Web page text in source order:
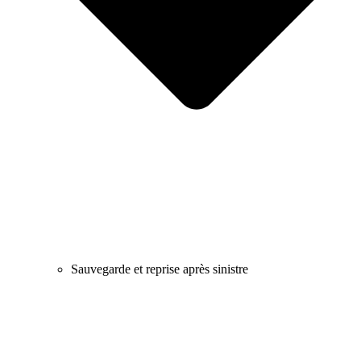
Sauvegarde et reprise après sinistre